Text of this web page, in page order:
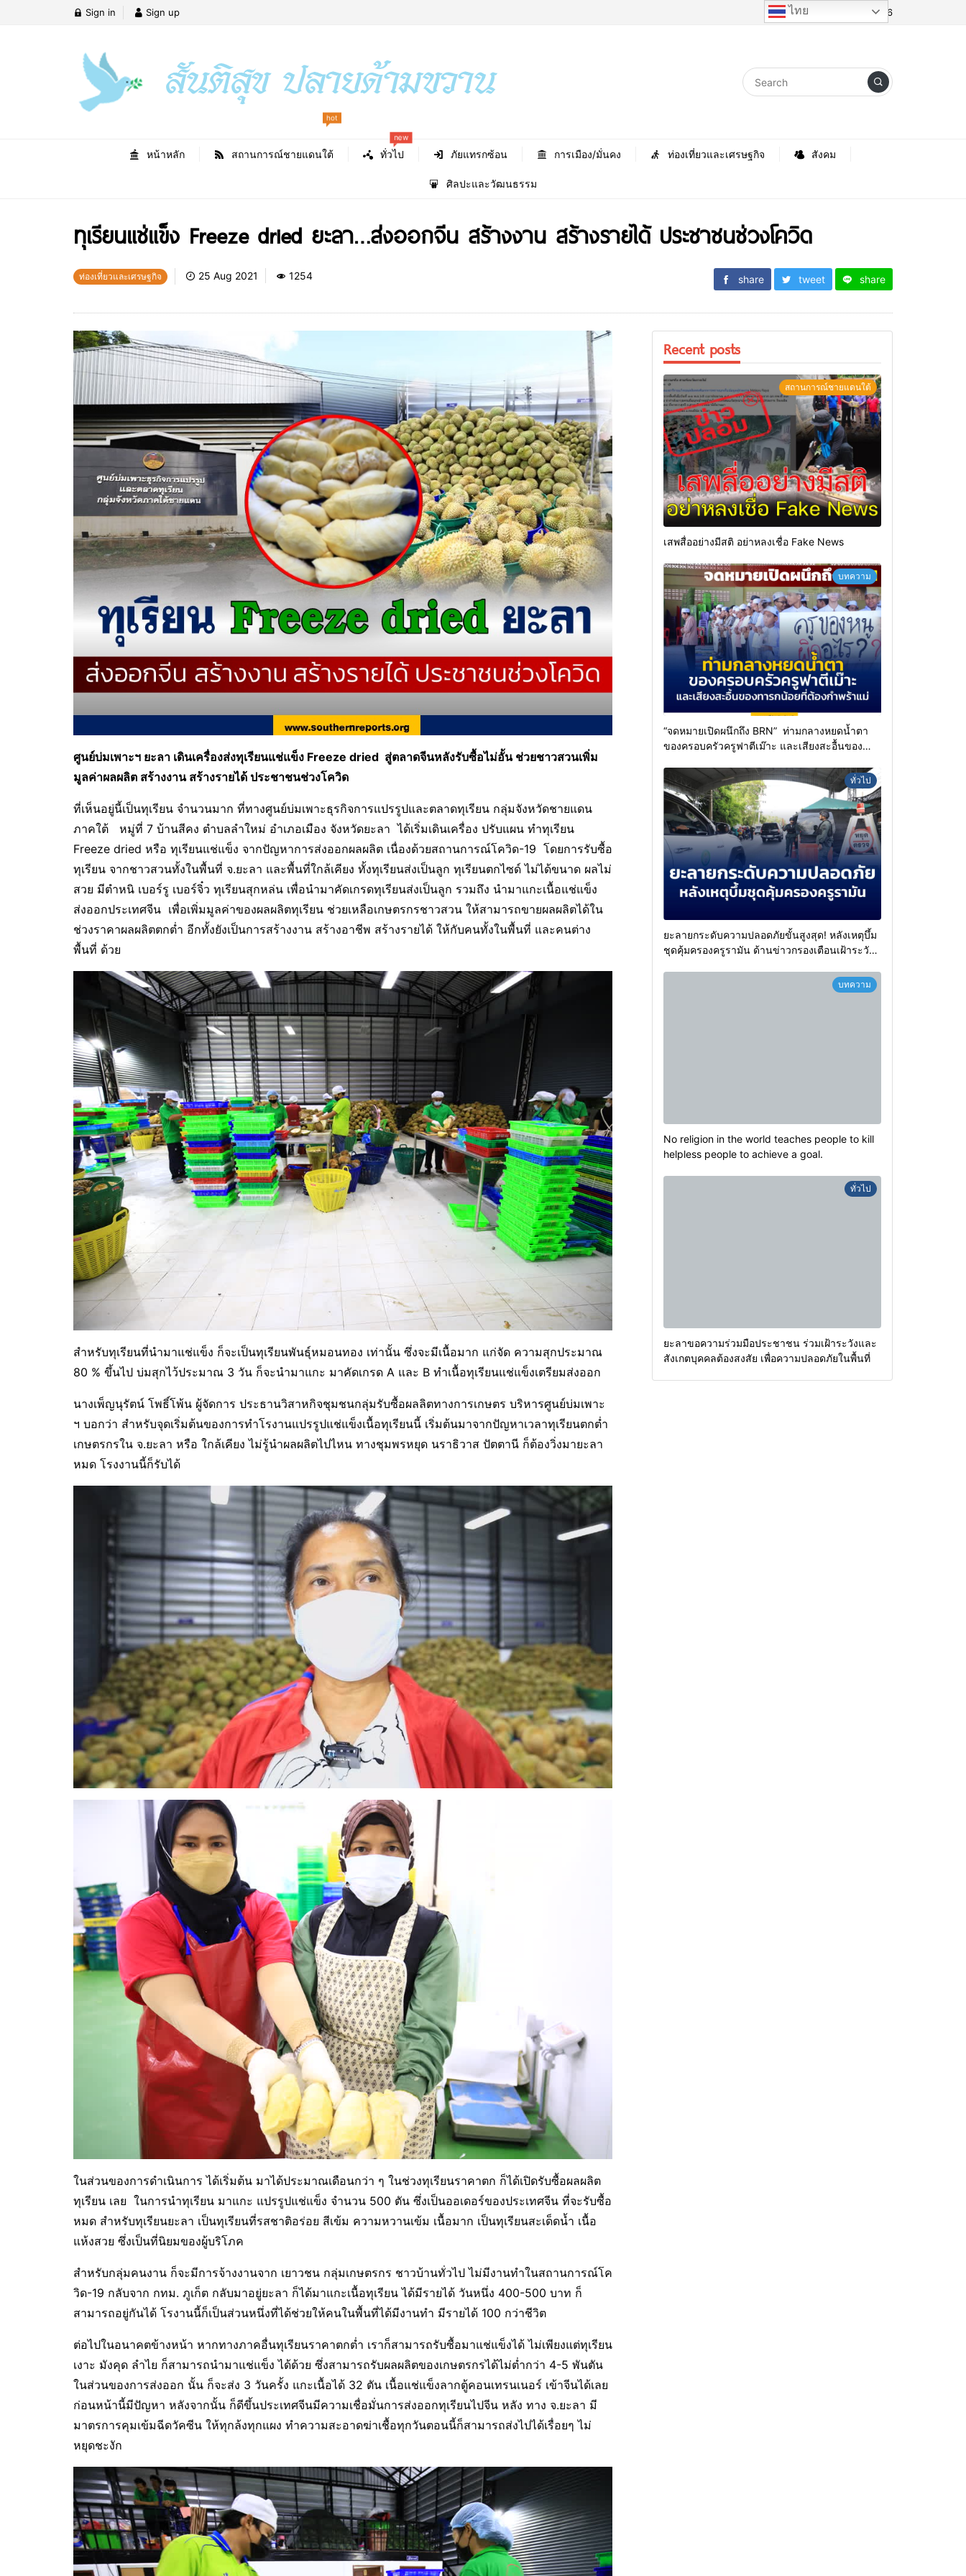
Sign in Sign up Friday, 7 August 2026
หน้าหลัก สถานการณ์ชายแดนใต้ ทั่วไป
new
ภัยแทรกซ้อน การเมือง/มั่นคง ท่องเที่ยวและเศรษฐกิจ สังคม
ศิลปะและวัฒนธรรม
ทุเรียนแช่แข็ง Freeze dried ยะลา…ส่งออกจีน สร้างงาน สร้างรายได้ ประชาชนช่วงโควิด
ท่องเที่ยวและเศรษฐกิจ 25 Aug 2021 1254 share tweet share
ศูนย์บ่มเพาะฯ ยะลา เดินเครื่องส่งทุเรียนแช่แข็ง Freeze dried สู่ตลาดจีนหลังรับซื้อไม่อั้น ช่วยชาวสวนเพิ่ม
มูลค่าผลผลิต สร้างงาน สร้างรายได้ ประชาชนช่วงโควิด
ที่เห็นอยู่นี้เป็นทุเรียน จำนวนมาก ที่ทางศูนย์บ่มเพาะธุรกิจการแปรรูปและตลาดทุเรียน กลุ่มจังหวัดชายแดน
ภาคใต้ หมู่ที่ 7 บ้านสีคง ตำบลลำใหม่ อำเภอเมือง จังหวัดยะลา ได้เริ่มเดินเครื่อง ปรับแผน ทำทุเรียน
Freeze dried หรือ ทุเรียนแช่แข็ง จากปัญหาการส่งออกผลผลิต เนื่องด้วยสถานการณ์โควิด-19 โดยการรับซื้อ
ทุเรียน จากชาวสวนทั้งในพื้นที่ จ.ยะลา และพื้นที่ใกล้เคียง ทั้งทุเรียนส่งเป็นลูก ทุเรียนตกไซด์ ไม่ได้ขนาด ผลไม่
สวย มีตำหนิ เบอร์รู เบอร์จิ๋ว ทุเรียนสุกหล่น เพื่อนำมาคัดเกรดทุเรียนส่งเป็นลูก รวมถึง นำมาแกะเนื้อแช่แข็ง
ส่งออกประเทศจีน เพื่อเพิ่มมูลค่าของผลผลิตทุเรียน ช่วยเหลือเกษตรกรชาวสวน ให้สามารถขายผลผลิตได้ใน
ช่วงราคาผลผลิตตกต่ำ อีกทั้งยังเป็นการสร้างงาน สร้างอาชีพ สร้างรายได้ ให้กับคนทั้งในพื้นที่ และคนต่าง
พื้นที่ ด้วย
สำหรับทุเรียนที่นำมาแช่แข็ง ก็จะเป็นทุเรียนพันธุ์หมอนทอง เท่านั้น ซึ่งจะมีเนื้อมาก แก่จัด ความสุกประมาณ
80 % ขึ้นไป บ่มสุกไว้ประมาณ 3 วัน ก็จะนำมาแกะ มาคัดเกรด A และ B ทำเนื้อทุเรียนแช่แข็งเตรียมส่งออก
นางเพ็ญนุรัตน์ โพธิ์โพ้น ผู้จัดการ ประธานวิสาหกิจชุมชนกลุ่มรับซื้อผลลิตทางการเกษตร บริหารศูนย์บ่มเพาะ
ฯ บอกว่า สำหรับจุดเริ่มต้นของการทำโรงานแปรรูปแช่แข็งเนื้อทุเรียนนี้ เริ่มต้นมาจากปัญหาเวลาทุเรียนตกต่ำ
เกษตรกรใน จ.ยะลา หรือ ใกล้เคียง ไม่รู้นำผลผลิตไปไหน ทางชุมพรหยุด นราธิวาส ปัตตานี ก็ต้องวิ่งมายะลา
หมด โรงงานนี้ก็รับได้
ในส่วนของการดำเนินการ ได้เริ่มต้น มาได้ประมาณเดือนกว่า ๆ ในช่วงทุเรียนราคาตก ก็ได้เปิดรับซื้อผลผลิต
ทุเรียน เลย ในการนำทุเรียน มาแกะ แปรรูปแช่แข็ง จำนวน 500 ตัน ซึ่งเป็นออเดอร์ของประเทศจีน ที่จะรับซื้อ
หมด สำหรับทุเรียนยะลา เป็นทุเรียนที่รสชาติอร่อย สีเข้ม ความหวานเข้ม เนื้อมาก เป็นทุเรียนสะเด็ดน้ำ เนื้อ
แห้งสวย ซึ่งเป็นที่นิยมของผู้บริโภค
สำหรับกลุ่มคนงาน ก็จะมีการจ้างงานจาก เยาวชน กลุ่มเกษตรกร ชาวบ้านทั่วไป ไม่มีงานทำในสถานการณ์โค
วิด-19 กลับจาก กทม. ภูเก็ต กลับมาอยู่ยะลา ก็ได้มาแกะเนื้อทุเรียน ได้มีรายได้ วันหนึ่ง 400-500 บาท ก็
สามารถอยู่กันได้ โรงานนี้ก็เป็นส่วนหนึ่งที่ได้ช่วยให้คนในพื้นที่ได้มีงานทำ มีรายได้ 100 กว่าชีวิต
ต่อไปในอนาคตข้างหน้า หากทางภาคอื่นทุเรียนราคาตกต่ำ เราก็สามารถรับซื้อมาแช่แข็งได้ ไม่เพียงแต่ทุเรียน
เงาะ มังคุด ลำไย ก็สามารถนำมาแช่แข็ง ได้ด้วย ซึ่งสามารถรับผลผลิตของเกษตรกรได้ไม่ต่ำกว่า 4-5 พันตัน
ในส่วนของการส่งออก นั้น ก็จะส่ง 3 วันครั้ง แกะเนื้อได้ 32 ตัน เนื้อแช่แข็งลากตู้คอนเทรนเนอร์ เข้าจีนได้เลย
ก่อนหน้านี้มีปัญหา หลังจากนั้น ก็ดีขึ้นประเทศจีนมีความเชื่อมั่นการส่งออกทุเรียนไปจีน หลัง ทาง จ.ยะลา มี
มาตรการคุมเข้มฉีดวัคซีน ให้ทุกล้งทุกแผง ทำความสะอาดฆ่าเชื้อทุกวันตอนนี้ก็สามารถส่งไปได้เรื่อยๆ ไม่
หยุดชะงัก
Recent posts
สถานการณ์ชายแดนใต้
เสพสื่ออย่างมีสติ อย่าหลงเชื่อ Fake News
บทความ
“จดหมายเปิดผนึกถึง BRN” ท่ามกลางหยดน้ำตา
ของครอบครัวครูฟาตีเม๊าะ และเสียงสะอื้นของ
ทั่วไป
ยะลายกระดับความปลอดภัยขั้นสูงสุด! หลังเหตุบึ้ม
ชุดคุ้มครองครูรามัน ด้านข่าวกรองเตือนเฝ้าระวัง
บทความ
No religion in the world teaches people to kill
helpless people to achieve a goal.
ทั่วไป
ยะลาขอความร่วมมือประชาชน ร่วมเฝ้าระวังและ
สังเกตบุคคลต้องสงสัย เพื่อความปลอดภัยในพื้นที่
ไทย